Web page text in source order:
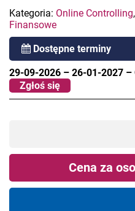
Kategoria: Online Controlling,
Finansowe
Dostępne terminy
29-09-2026 – 26-01-2027 –
Zgłoś się
Cena za